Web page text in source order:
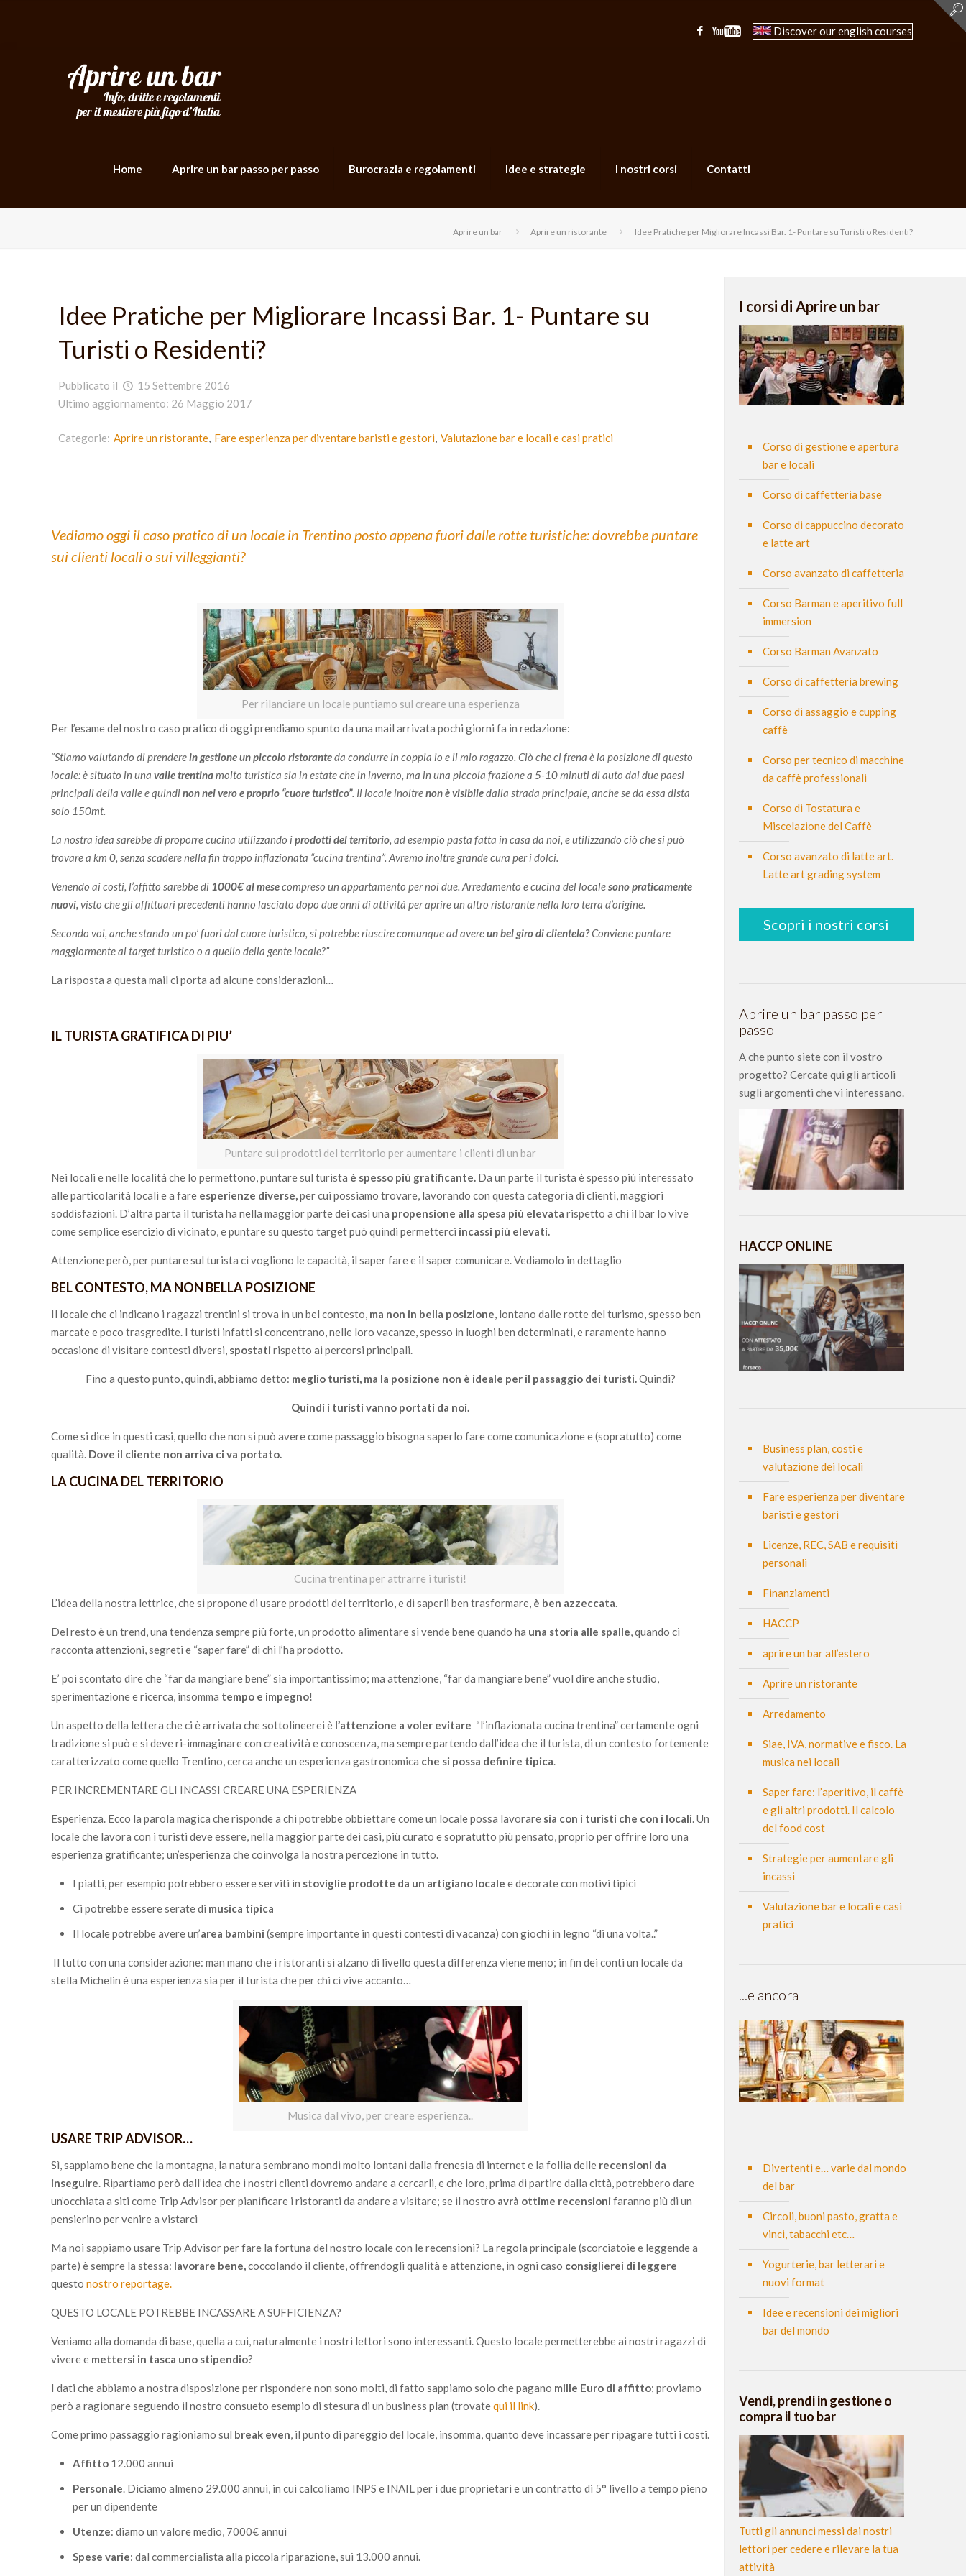
Discover our english courses
Home Aprire un bar passo per passo Burocrazia e regolamenti Idee e strategie I nostri corsi Contatti
Aprire un bar Aprire un ristorante Idee Pratiche per Migliorare Incassi Bar. 1- Puntare su Turisti o Residenti?
Idee Pratiche per Migliorare Incassi Bar. 1- Puntare su
Turisti o Residenti?
Pubblicato il
15 Settembre 2016
Ultimo aggiornamento: 26 Maggio 2017
Categorie: Aprire un ristorante Fare esperienza per diventare baristi e gestori Valutazione bar e locali e casi pratici
Vediamo oggi il caso pratico di un locale in Trentino posto appena fuori dalle rotte turistiche: dovrebbe puntare
sui clienti locali o sui villeggianti?
Per rilanciare un locale puntiamo sul creare una esperienza
Per l’esame del nostro caso pratico di oggi prendiamo spunto da una mail arrivata pochi giorni fa in redazione:
“Stiamo valutando di prenderein gestione un piccolo ristoranteda condurre in coppia io e il mio ragazzo. Ciò che ci frena è la posizione di questo
locale: è situato in unavalle trentinamolto turistica sia in estate che in inverno, ma in una piccola frazione a 5-10 minuti di auto dai due paesi
principali della valle e quindinon nel vero e proprio “cuore turistico”. Il locale inoltrenon è visibiledalla strada principale, anche se da essa dista
solo 150mt.
La nostra idea sarebbe di proporre cucina utilizzando iprodotti del territorio, ad esempio pasta fatta in casa da noi, e utilizzando ciò che si può
trovare a km 0, senza scadere nella fin troppo inflazionata “cucina trentina”. Avremo inoltre grande cura per i dolci.
Venendo ai costi, l’affitto sarebbe di 1000€ al mesecompreso un appartamento per noi due. Arredamento e cucina del localesono praticamente
nuovi,visto che gli affittuari precedenti hanno lasciato dopo due anni di attività per aprire un altro ristorante nella loro terra d’origine.
Secondo voi, anche stando un po’ fuori dal cuore turistico, si potrebbe riuscire comunque ad avereun bel giro di clientela?Conviene puntare
maggiormente al target turistico o a quello della gente locale?”
La risposta a questa mail ci porta ad alcune considerazioni…
IL TURISTA GRATIFICA DI PIU’
Puntare sui prodotti del territorio per aumentare i clienti di un bar
Nei locali e nelle località che lo permettono, puntare sul turista è spesso più gratificante. Da un parte il turista è spesso più interessato
alle particolarità locali e a fare esperienze diverse,per cui possiamo trovare, lavorando con questa categoria di clienti, maggiori
soddisfazioni. D’altra parta il turista ha nella maggior parte dei casi una propensione alla spesa più elevatarispetto a chi il bar lo vive
come semplice esercizio di vicinato, e puntare su questo target può quindi permetterci incassi più elevati.
Attenzione però, per puntare sul turista ci vogliono le capacità, il saper fare e il saper comunicare. Vediamolo in dettaglio
BEL CONTESTO, MA NON BELLA POSIZIONE
Il locale che ci indicano i ragazzi trentini si trova in un bel contesto, ma non in bella posizione, lontano dalle rotte del turismo, spesso ben
marcate e poco trasgredite. I turisti infatti si concentrano, nelle loro vacanze, spesso in luoghi ben determinati, e raramente hanno
occasione di visitare contesti diversi, spostati rispetto ai percorsi principali.
Fino a questo punto, quindi, abbiamo detto: meglio turisti, ma la posizione non è ideale per il passaggio dei turisti.Quindi?
Quindi i turisti vanno portati da noi.
Come si dice in questi casi, quello che non si può avere come passaggio bisogna saperlo fare come comunicazione e (sopratutto) come
qualità. Dove il cliente non arriva ci va portato.
LA CUCINA DEL TERRITORIO
Cucina trentina per attrarre i turisti!
L’idea della nostra lettrice, che si propone di usare prodotti del territorio, e di saperli ben trasformare, è ben azzeccata.
Del resto è un trend, una tendenza sempre più forte, un prodotto alimentare si vende bene quando ha una storia alle spalle, quando ci
racconta attenzioni, segreti e “saper fare” di chi l’ha prodotto.
E’ poi scontato dire che “far da mangiare bene” sia importantissimo; ma attenzione, “far da mangiare bene” vuol dire anche studio,
sperimentazione e ricerca, insomma tempo e impegno!
Un aspetto della lettera che ci è arrivata che sottolineerei è l’attenzione a voler evitare “l’inflazionata cucina trentina” certamente ogni
tradizione si può e si deve ri-immaginare con creatività e conoscenza, ma sempre partendo dall’idea che il turista, di un contesto fortemente
caratterizzato come quello Trentino, cerca anche un esperienza gastronomica che si possa definire tipica.
PER INCREMENTARE GLI INCASSI CREARE UNA ESPERIENZA
Esperienza. Ecco la parola magica che risponde a chi potrebbe obbiettare come un locale possa lavorare sia con i turisti che con i locali. Un
locale che lavora con i turisti deve essere, nella maggior parte dei casi, più curato e sopratutto più pensato, proprio per offrire loro una
esperienza gratificante; un’esperienza che coinvolga la nostra percezione in tutto.
I piatti, per esempio potrebbero essere serviti in stoviglie prodotte da un artigiano locale e decorate con motivi tipici
Ci potrebbe essere serate di musica tipica
Il locale potrebbe avere un’area bambini (sempre importante in questi contesti di vacanza) con giochi in legno “di una volta..”
Il tutto con una considerazione: man mano che i ristoranti si alzano di livello questa differenza viene meno; in fin dei conti un locale da
stella Michelin è una esperienza sia per il turista che per chi ci vive accanto…
Musica dal vivo, per creare esperienza..
USARE TRIP ADVISOR…
Sì, sappiamo bene che la montagna, la natura sembrano mondi molto lontani dalla frenesia di internet e la follia delle recensioni da
inseguire. Ripartiamo però dall’idea che i nostri clienti dovremo andare a cercarli, e che loro, prima di partire dalla città, potrebbero dare
un’occhiata a siti come Trip Advisor per pianificare i ristoranti da andare a visitare; se il nostro avrà ottime recensioni faranno più di un
pensierino per venire a vistarci
Ma noi sappiamo usare Trip Advisor per fare la fortuna del nostro locale con le recensioni? La regola principale (scorciatoie e leggende a
parte) è sempre la stessa: lavorare bene,coccolando il cliente, offrendogli qualità e attenzione, in ogni caso consiglierei di leggere
questonostro reportage.
QUESTO LOCALE POTREBBE INCASSARE A SUFFICIENZA?
Veniamo alla domanda di base, quella a cui, naturalmente i nostri lettori sono interessanti. Questo locale permetterebbe ai nostri ragazzi di
vivere e mettersi in tasca uno stipendio?
I dati che abbiamo a nostra disposizione per rispondere non sono molti, di fatto sappiamo solo che pagano mille Euro di affitto; proviamo
però a ragionare seguendo il nostro consueto esempio di stesura di un business plan (trovatequi il link).
Come primo passaggio ragioniamo sul break even, il punto di pareggio del locale, insomma, quanto deve incassare per ripagare tutti i costi.
Affitto 12.000 annui
Personale. Diciamo almeno 29.000 annui, in cui calcoliamo INPS e INAIL per i due proprietari e un contratto di 5° livello a tempo pieno
per un dipendente
Utenze: diamo un valore medio, 7000€ annui
Spese varie: dal commercialista alla piccola riparazione, sui 13.000 annui.
I corsi di Aprire un bar
Corso di gestione e apertura
bar e locali
Corso di caffetteria base
Corso di cappuccino decorato
e latte art
Corso avanzato di caffetteria
Corso Barman e aperitivo full
immersion
Corso Barman Avanzato
Corso di caffetteria brewing
Corso di assaggio e cupping
caffè
Corso per tecnico di macchine
da caffè professionali
Corso di Tostatura e
Miscelazione del Caffè
Corso avanzato di latte art.
Latte art grading system
Scopri i nostri corsi
Aprire un bar passo per
passo
A che punto siete con il vostro
progetto? Cercate qui gli articoli
sugli argomenti che vi interessano.
HACCP ONLINE
Business plan, costi e
valutazione dei locali
Fare esperienza per diventare
baristi e gestori
Licenze, REC, SAB e requisiti
personali
Finanziamenti
HACCP
aprire un bar all’estero
Aprire un ristorante
Arredamento
Siae, IVA, normative e fisco. La
musica nei locali
Saper fare: l’aperitivo, il caffè
e gli altri prodotti. Il calcolo
del food cost
Strategie per aumentare gli
incassi
Valutazione bar e locali e casi
pratici
...e ancora
Divertenti e… varie dal mondo
del bar
Circoli, buoni pasto, gratta e
vinci, tabacchi etc…
Yogurterie, bar letterari e
nuovi format
Idee e recensioni dei migliori
bar del mondo
Vendi, prendi in gestione o
compra il tuo bar
Tutti gli annunci messi dai nostri
lettori per cedere e rilevare la tua
attività